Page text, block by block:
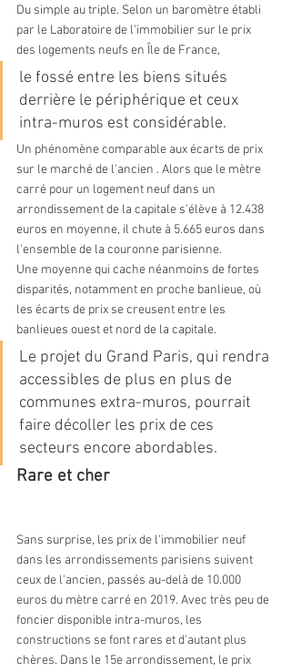
Du simple au triple. Selon un baromètre établi
par le Laboratoire de l'immobilier sur le prix
des logements neufs en Île de France,
le fossé entre les biens situés
derrière le périphérique et ceux
intra-muros est considérable.
Un phénomène comparable aux écarts de prix
sur le marché de l'ancien . Alors que le mètre
carré pour un logement neuf dans un
arrondissement de la capitale s'élève à 12.438
euros en moyenne, il chute à 5.665 euros dans
l'ensemble de la couronne parisienne.
Une moyenne qui cache néanmoins de fortes
disparités, notamment en proche banlieue, où
les écarts de prix se creusent entre les
banlieues ouest et nord de la capitale.
Le projet du Grand Paris, qui rendra
accessibles de plus en plus de
communes extra-muros, pourrait
faire décoller les prix de ces
secteurs encore abordables.
Rare et cher
Sans surprise, les prix de l'immobilier neuf
dans les arrondissements parisiens suivent
ceux de l'ancien, passés au-delà de 10.000
euros du mètre carré en 2019. Avec très peu de
foncier disponible intra-muros, les
constructions se font rares et d'autant plus
chères. Dans le 15e arrondissement, le prix